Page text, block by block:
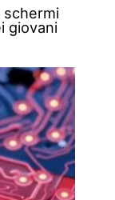
schermi
giovani